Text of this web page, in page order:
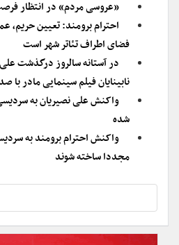
«عروسی مردم» در انتظار
احترام برومند: تعیین حریم،
فضای اطراف تئاتر شهر است
در آستانه سالروز درگذشت
نابینایان فیلم سینمایی مادر با
واکنش علی نصیریان به
شده
واکنش احترام برومند به
مجددا ساخته شوند